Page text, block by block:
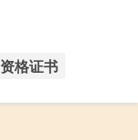
资格证书